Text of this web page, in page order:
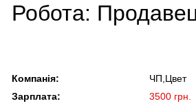
Робота:
Компанія:
ЧП,Цвет
Зарплата:
3500 грн.